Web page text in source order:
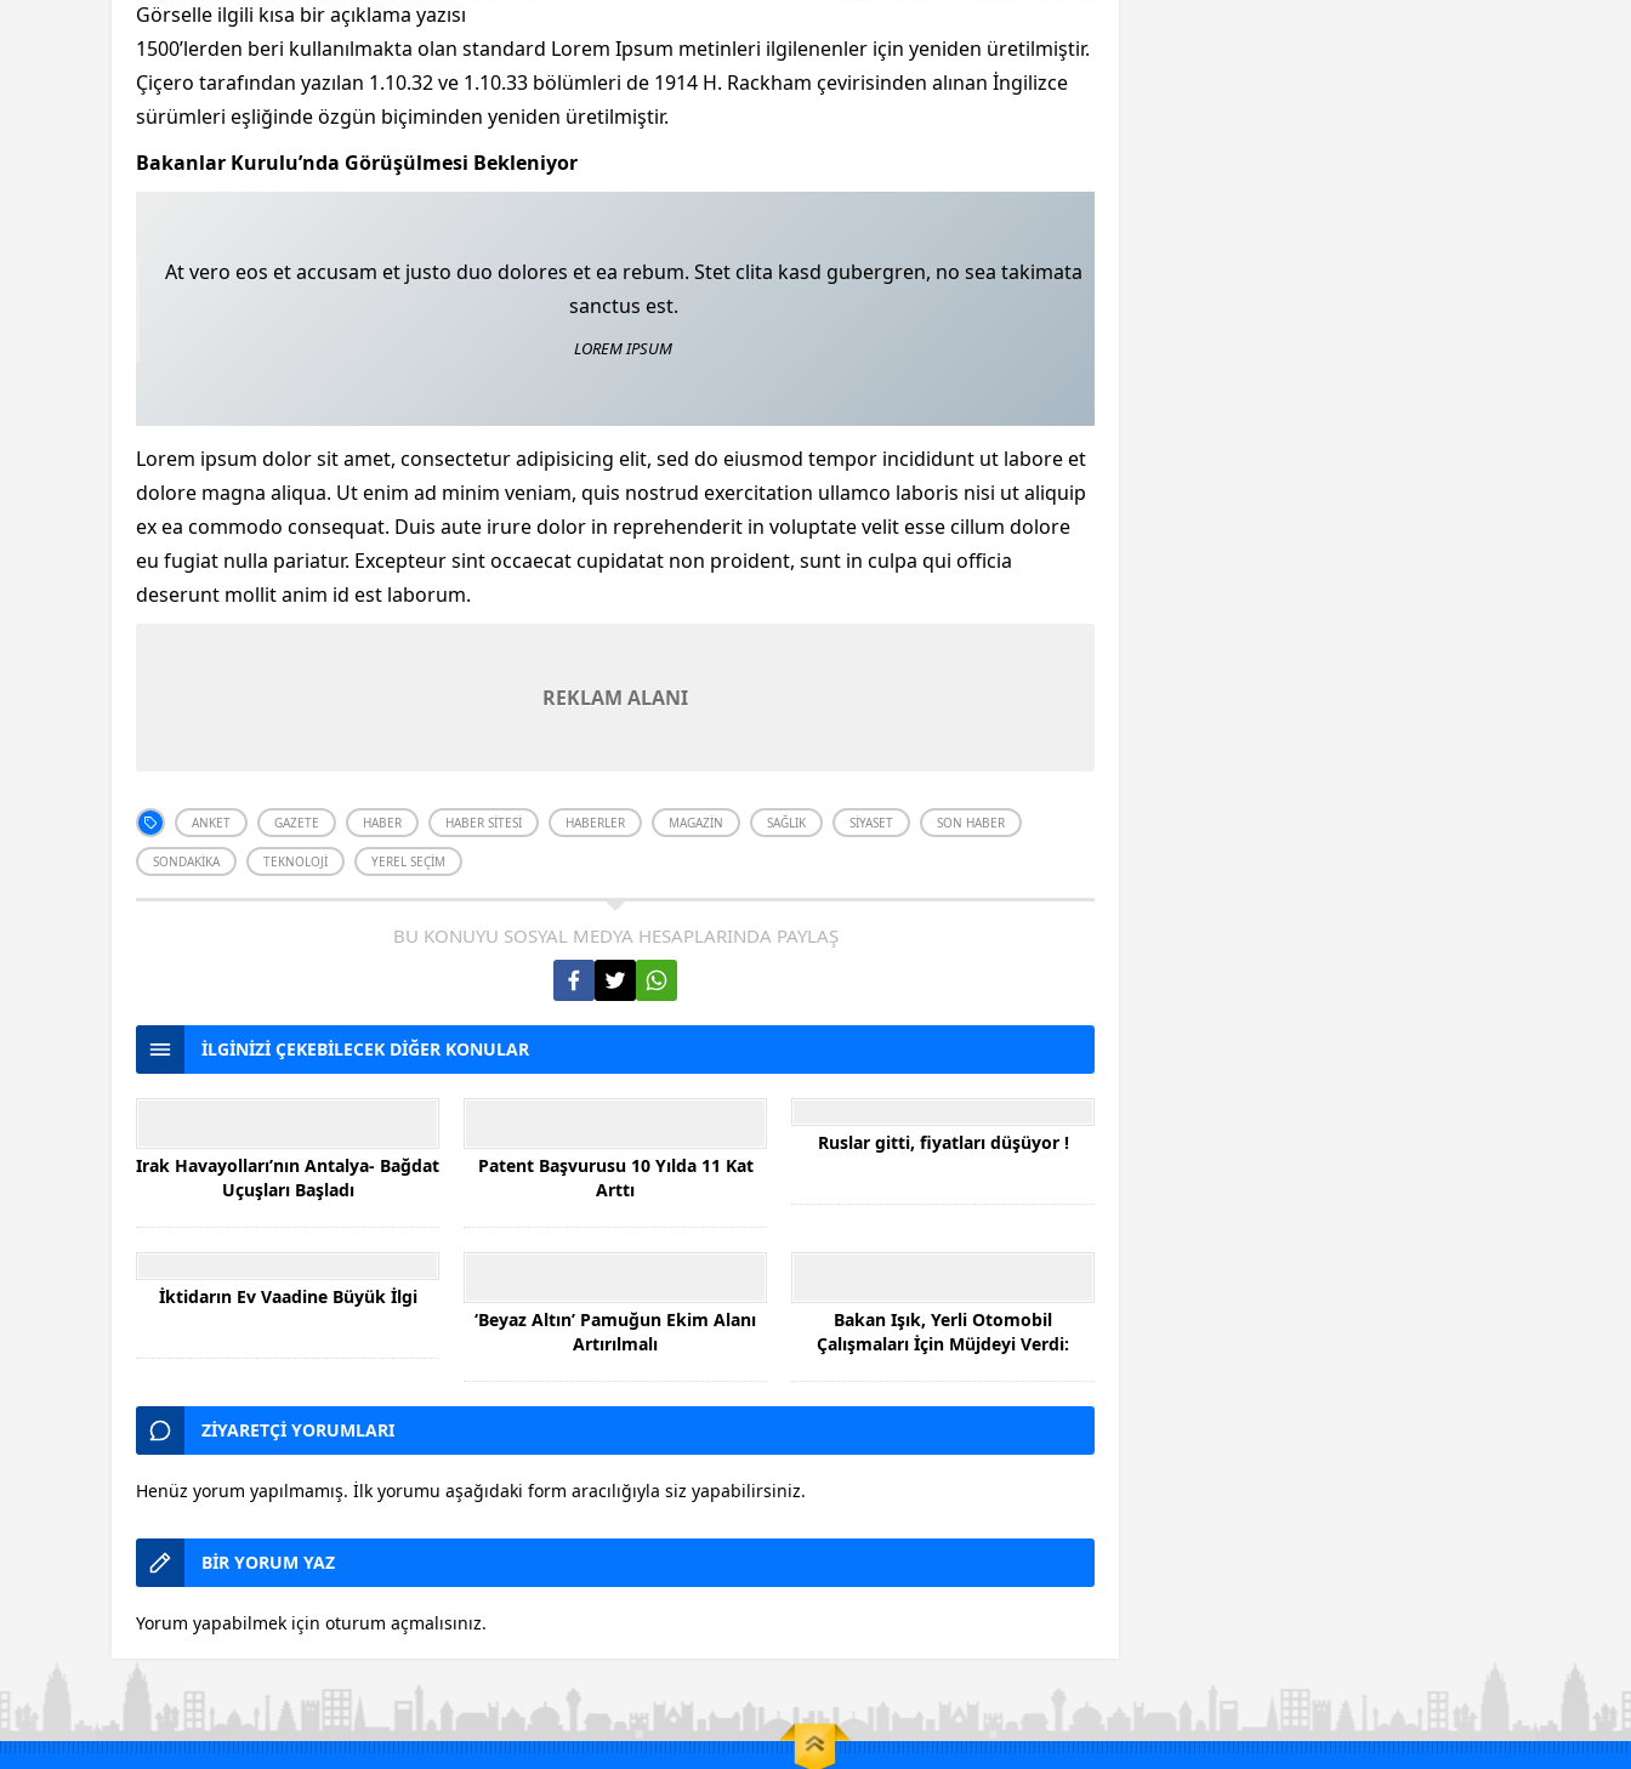
Görselle ilgili kısa bir açıklama yazısı
1500’lerden beri kullanılmakta olan standard Lorem Ipsum metinleri ilgilenenler için yeniden üretilmiştir.
Çiçero tarafından yazılan 1.10.32 ve 1.10.33 bölümleri de 1914 H. Rackham çevirisinden alınan İngilizce
sürümleri eşliğinde özgün biçiminden yeniden üretilmiştir.
Bakanlar Kurulu’nda Görüşülmesi Bekleniyor
At vero eos et accusam et justo duo dolores et ea rebum. Stet clita kasd gubergren, no sea takimata
sanctus est.
LOREM IPSUM
Lorem ipsum dolor sit amet, consectetur adipisicing elit, sed do eiusmod tempor incididunt ut labore et
dolore magna aliqua. Ut enim ad minim veniam, quis nostrud exercitation ullamco laboris nisi ut aliquip
ex ea commodo consequat. Duis aute irure dolor in reprehenderit in voluptate velit esse cillum dolore
eu fugiat nulla pariatur. Excepteur sint occaecat cupidatat non proident, sunt in culpa qui officia
deserunt mollit anim id est laborum.
REKLAM ALANI
ANKET GAZETE HABER HABER SITESI HABERLER MAGAZIN SAĞLIK SIYASET SON HABER
SONDAKIKA TEKNOLOJI YEREL SEÇIM
BU KONUYU SOSYAL MEDYA HESAPLARINDA PAYLAŞ
İLGİNİZİ ÇEKEBİLECEK DİĞER KONULAR
Irak Havayolları’nın Antalya- Bağdat
Uçuşları Başladı
Patent Başvurusu 10 Yılda 11 Kat
Arttı
Ruslar gitti, fiyatları düşüyor !
İktidarın Ev Vaadine Büyük İlgi
‘Beyaz Altın’ Pamuğun Ekim Alanı
Artırılmalı
Bakan Işık, Yerli Otomobil
Çalışmaları İçin Müjdeyi Verdi:
ZİYARETÇİ YORUMLARI
Henüz yorum yapılmamış. İlk yorumu aşağıdaki form aracılığıyla siz yapabilirsiniz.
BİR YORUM YAZ
Yorum yapabilmek için oturum açmalısınız.